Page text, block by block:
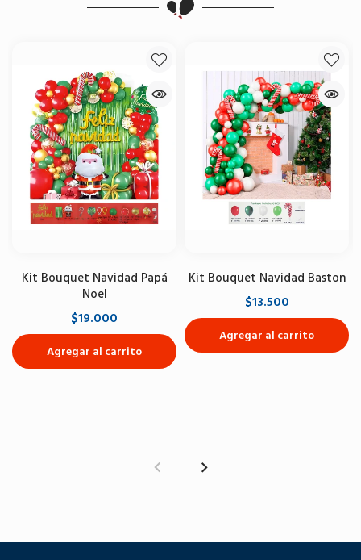
Kit Bouquet Navidad Papá
Noel
$19.000
Agregar al carrito
Kit Bouquet Navidad Baston
$13.500
Agregar al carrito